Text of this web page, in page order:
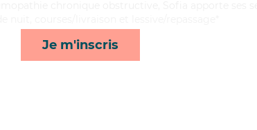
Je m'inscris